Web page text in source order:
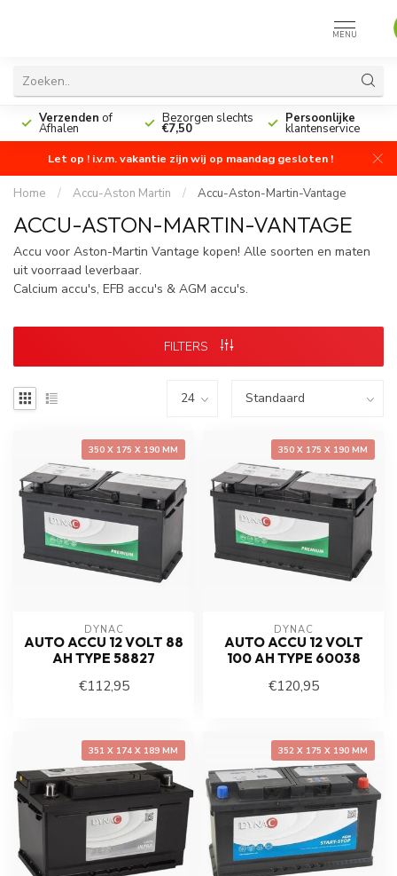
MENU
Verzenden of
Afhalen
Bezorgen slechts
€7,50
Persoonlijke
klantenservice
Let op ! i.v.m. vakantie zijn wij op maandag gesloten !
Home / Accu-Aston Martin / Accu-Aston-Martin-Vantage
ACCU-ASTON-MARTIN-VANTAGE
Accu voor Aston-Martin Vantage kopen! Alle soorten en maten
uit voorraad leverbaar.
Calcium accu's, EFB accu's & AGM accu's.
FILTERS
350 X 175 X 190 MM
DYNAC
AUTO ACCU 12 VOLT 88
AH TYPE 58827
€112,95
350 X 175 X 190 MM
DYNAC
AUTO ACCU 12 VOLT
100 AH TYPE 60038
€120,95
351 X 174 X 189 MM 352 X 175 X 190 MM